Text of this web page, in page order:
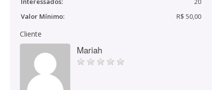
Valor Mínimo:
R$ 50,00
Cliente
Mariah